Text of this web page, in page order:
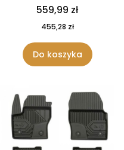
559,99 zł
455,28 zł
Do koszyka